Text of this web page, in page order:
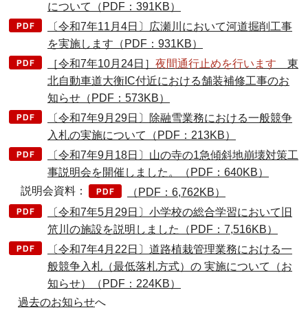
について（PDF：391KB）
〔令和7年11月4日〕広瀬川において河道掘削工事
を実施します（PDF：931KB）
［令和7年10月24日］ 夜間通行止めを行います 東
北自動車道大衡IC付近における舗装補修工事のお
知らせ（PDF：573KB）
〔令和7年9月29日〕除融雪業務における一般競争
入札の実施について（PDF：213KB）
〔令和7年9月18日〕山の寺の1急傾斜地崩壊対策工
事説明会を開催しました。（PDF：640KB）
説明会資料：
（PDF：6,762KB）
〔令和7年5月29日〕小学校の総合学習において旧
笊川の施設を説明しました（PDF：7,516KB）
〔令和7年4月22日〕道路植栽管理業務における一
般競争入札（最低落札方式）の 実施について（お
知らせ）（PDF：224KB）
過去のお知らせへ